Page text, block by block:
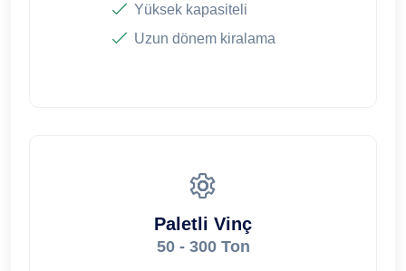
Yüksek kapasiteli
Uzun dönem kiralama
Paletli Vinç
50 - 300 Ton